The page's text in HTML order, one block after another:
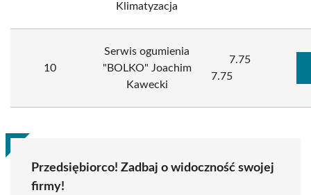
Klimatyzacja
10
Serwis ogumienia
"BOLKO" Joachim
Kawecki
7.75
7.75
Przedsiębiorco! Zadbaj o widoczność swojej
firmy!